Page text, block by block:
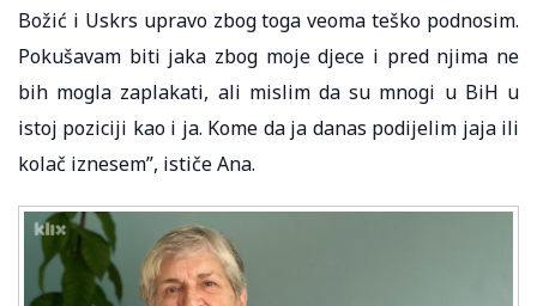
Božić i Uskrs upravo zbog toga veoma teško podnosim.
Pokušavam biti jaka zbog moje djece i pred njima ne
bih mogla zaplakati, ali mislim da su mnogi u BiH u
istoj poziciji kao i ja. Kome da ja danas podijelim jaja ili
kolač iznesem”, ističe Ana.